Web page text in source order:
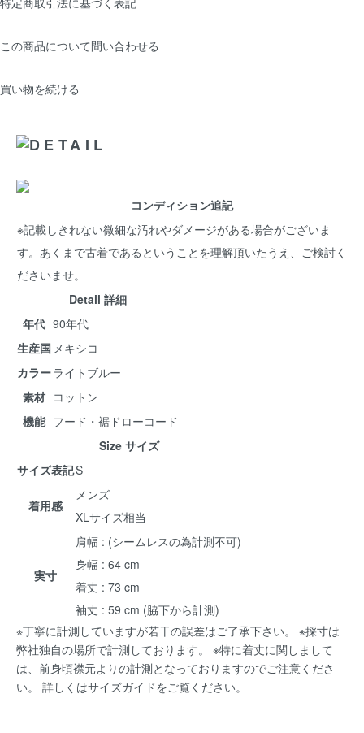
この商品について問い合わせる
買い物を続ける
コンディション追記
※記載しきれない微細な汚れやダメージがある場合がございま
す。あくまで古着であるということを理解頂いたうえ、ご検討く
ださいませ。
Detail 詳細
年代 90年代
生産国 メキシコ
カラーライトブルー
素材 コットン
機能 フード・裾ドローコード
Size サイズ
サイズ表記S
着用感
メンズ
XLサイズ相当
実寸
肩幅 : (シームレスの為計測不可)
身幅 : 64 cm
着丈 : 73 cm
袖丈 : 59 cm (脇下から計測)
※丁寧に計測していますが若干の誤差はご了承下さい。 ※採寸は
弊社独自の場所で計測しております。 ※特に着丈に関しまして
は、前身頃襟元よりの計測となっておりますのでご注意くださ
い。 詳しくはサイズガイドをご覧ください。